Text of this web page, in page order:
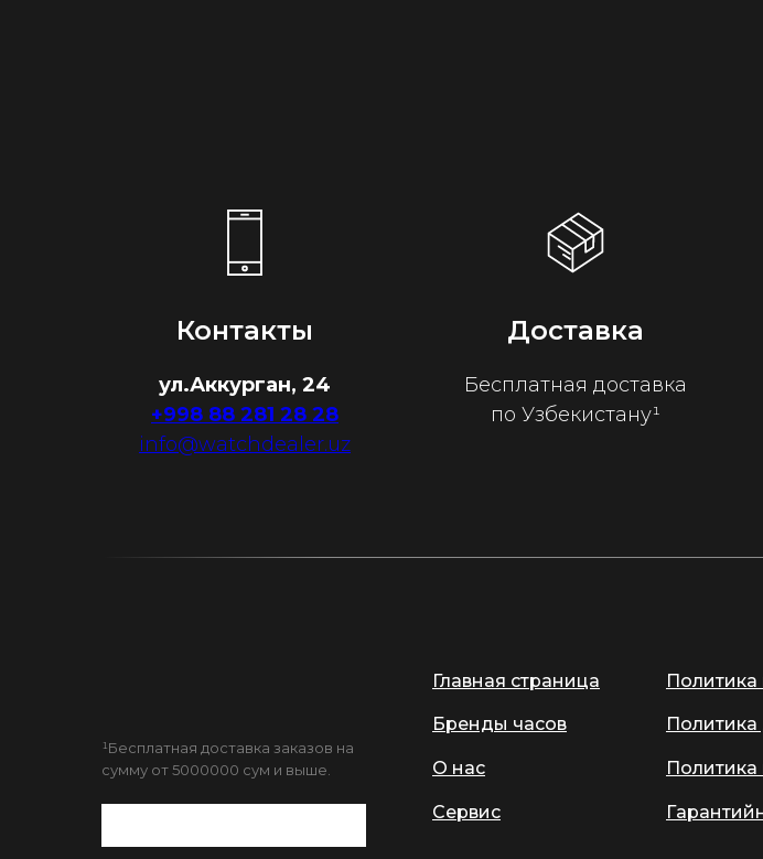
Контакты
ул.Аккурган, 24
+998 88 281 28 28
info@watchdealer.uz
Доставка
Бесплатная доставка
по Узбекистану¹
Главная страница
Бренды часов
О нас
Сервис
¹Бесплатная доставка заказов на
сумму от 5000000 сум и выше.
Политика
Политика